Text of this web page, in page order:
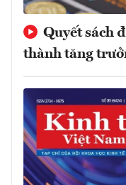
Quyết sách
thành tăng